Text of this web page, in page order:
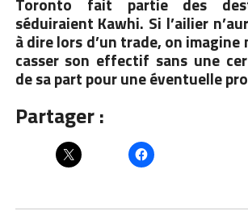
séduiraient Kawhi. Si l’ailier
à dire lors d’un trade, on imagine
casser son effectif sans une
de sa part pour une éventuelle
Partager :